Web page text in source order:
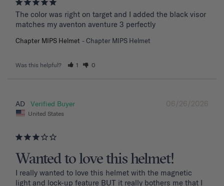
The color was right on target and I added the black visor
matches my aventon aventure 3 perfectly
Chapter MIPS Helmet Chapter MIPS Helmet
Was this helpful? 1 0
06/26/2026
AD
United States
Wanted to love this helmet!
I really wanted to love this helmet with the magnetic
light and lock-up feature BUT it really bothers me that I